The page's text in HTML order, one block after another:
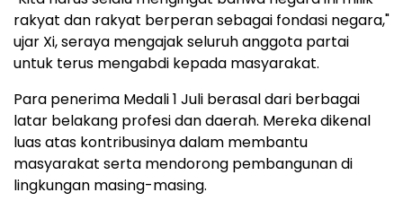
rakyat dan rakyat berperan sebagai fondasi negara,"
ujar Xi, seraya mengajak seluruh anggota partai
untuk terus mengabdi kepada masyarakat.
Para penerima Medali 1 Juli berasal dari berbagai
latar belakang profesi dan daerah. Mereka dikenal
luas atas kontribusinya dalam membantu
masyarakat serta mendorong pembangunan di
lingkungan masing-masing.